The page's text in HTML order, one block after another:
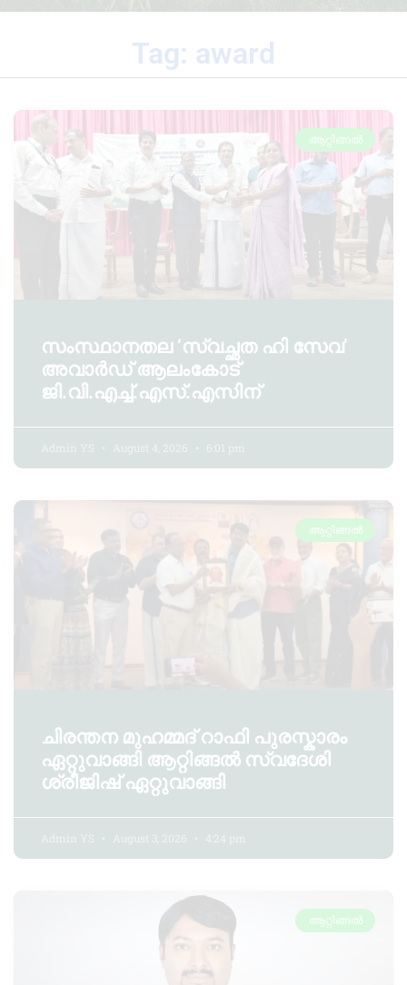
Tag: award
ആറ്റിങ്ങൽ
സംസ്ഥാനതല ‘സ്വച്ഛത ഹി സേവ’
അവാർഡ് ആലംകോട്
ജി.വി.എച്ച്.എസ്.എസിന്
Admin YS August 4, 2026 6:01 pm
ആറ്റിങ്ങൽ
ചിരന്തന മുഹമ്മദ് റാഫി പുരസ്കാരം
ഏറ്റുവാങ്ങി ആറ്റിങ്ങൽ സ്വദേശി
ശ്രീജിഷ് ഏറ്റുവാങ്ങി
Admin YS August 3, 2026 4:24 pm
ആറ്റിങ്ങൽ